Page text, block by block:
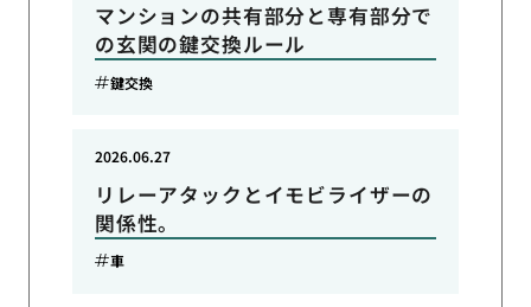
マンションの共有部分と専有部分で
の玄関の鍵交換ルール
鍵交換
リレーアタックとイモビライザーの
関係性。
2026.06.27
車